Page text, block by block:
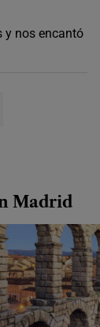
y nos encantó
Madrid